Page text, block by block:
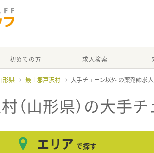
初めての方 求人検索
形県 最上郡戸沢村 大手チェーン以外
（山形県）の大手
エリア で探す